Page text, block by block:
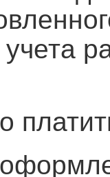
учета